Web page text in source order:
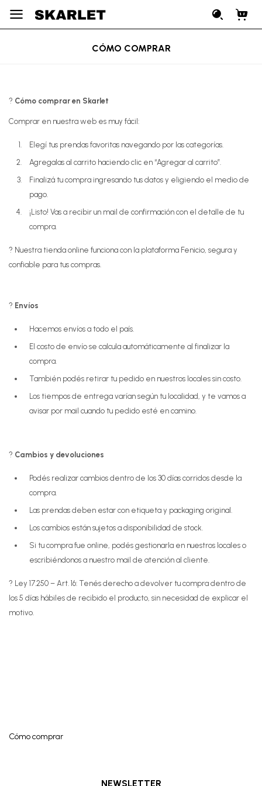

CÓMO COMPRAR
? Cómo comprar en Skarlet
Comprar en nuestra web es muy fácil:
Elegí tus prendas favoritas navegando por las categorías.
Agregalas al carrito haciendo clic en “Agregar al carrito”.
Finalizá tu compra ingresando tus datos y eligiendo el medio de
pago.
¡Listo! Vas a recibir un mail de confirmación con el detalle de tu
compra.
? Nuestra tienda online funciona con la plataforma Fenicio, segura y
confiable para tus compras.
? Envíos
Hacemos envíos a todo el país.
El costo de envío se calcula automáticamente al finalizar la
compra.
También podés retirar tu pedido en nuestros locales sin costo.
Los tiempos de entrega varían según tu localidad, y te vamos a
avisar por mail cuando tu pedido esté en camino.
? Cambios y devoluciones
Podés realizar cambios dentro de los 30 días corridos desde la
compra.
Las prendas deben estar con etiqueta y packaging original.
Los cambios están sujetos a disponibilidad de stock.
Si tu compra fue online, podés gestionarla en nuestros locales o
escribiéndonos a nuestro mail de atención al cliente.
? Ley 17.250 – Art. 16: Tenés derecho a devolver tu compra dentro de
los 5 días hábiles de recibido el producto, sin necesidad de explicar el
motivo.
Cómo comprar
NEWSLETTER